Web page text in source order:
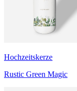
Hochzeitskerze
Rustic Green Magic